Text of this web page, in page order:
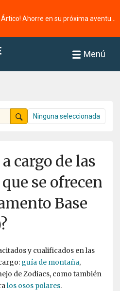
Menú
Ninguna seleccionada
cargo de las
se ofrecen
Base
y cualificados en las
guía de montaña,
de Zodiacs, como también
los osos polares.